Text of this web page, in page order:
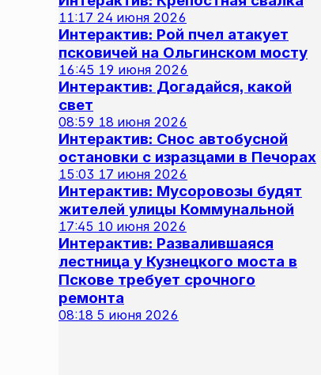
11:17 24 июня 2026
Интерактив: Рой пчел атакует
псковичей на Ольгинском мосту
16:45 19 июня 2026
Интерактив: Догадайся, какой
свет
08:59 18 июня 2026
Интерактив: Снос автобусной
остановки с изразцами в Печорах
15:03 17 июня 2026
Интерактив: Мусоровозы будят
жителей улицы Коммунальной
17:45 10 июня 2026
Интерактив: Развалившаяся
лестница у Кузнецкого моста в
Пскове требует срочного
ремонта
08:18 5 июня 2026